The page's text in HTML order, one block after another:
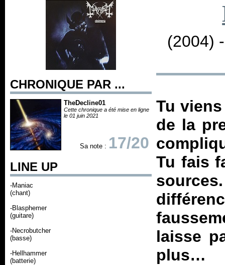
CHRONIQUE PAR ...
TheDecline01
Cette chronique a été mise en ligne
le 01 juin 2021
Sa note : 17/20
LINE UP
-Maniac
(chant)
-Blasphemer
(guitare)
-Necrobutcher
(basse)
-Hellhammer
(batterie)
(2004)
Tu
de la
Tu fais
laisse
plus…